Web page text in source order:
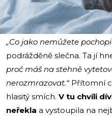
„Co jako nemůžete
podrážděně slečna. Ta jí
proč máš na stehně
nerozmrazovat.“Přítomní
hlasitý smích. V tu chvíli
neřekla a vystoupila na